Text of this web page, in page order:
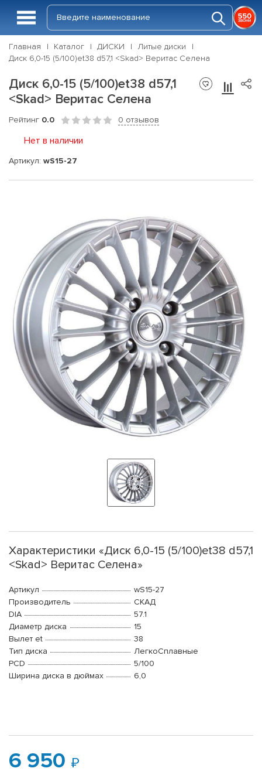
Главная Каталог ДИСКИ
Литые диски
Диск 6,0-15 (5/100)et38 d57,1 <Skad> Веритас Селена
Диск 6,0-15 (5/100)et38 d57,1
<Skad> Веритас Селена
Рейтинг 0.0 0 отзывов
Нет в наличии
Артикул: wS15-27
Характеристики «Диск 6,0-15 (5/100)et38 d57,1
<Skad> Веритас Селена»
Артикул
wS15-27
Производитель
СКАД
DIA
57.1
Диаметр диска
15
Вылет et
38
Тип диска
ЛегкоСплавные
PCD
5/100
Ширина диска в дюймах
6,0
6 950